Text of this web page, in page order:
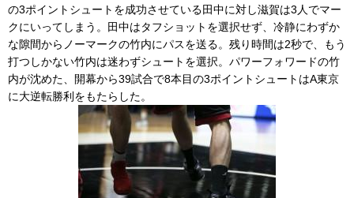
の3ポイントシュートを成功させている田中に対し滋賀は3人でマー
クにいってしまう。田中はタフショットを選択せず、冷静にわずか
な隙間からノーマークの竹内にパスを送る。残り時間は2秒で、もう
打つしかない竹内は迷わずシュートを選択。パワーフォワードの竹
内が沈めた、開幕から39試合で8本目の3ポイントシュートはA東京
に大逆転勝利をもたらした。